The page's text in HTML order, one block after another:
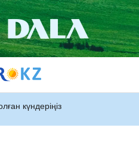
күндеріңіз